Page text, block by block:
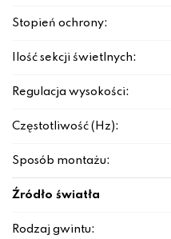
Stopień ochrony:
Ilość sekcji świetlnych:
Regulacja wysokości:
Częstotliwość (Hz):
Sposób montażu:
Źródło światła
Rodzaj gwintu: